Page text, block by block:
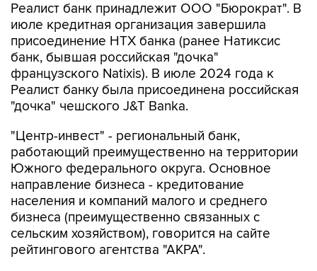
Реалист банк принадлежит ООО "Бюрократ". В
июле кредитная организация завершила
присоединение НТХ банка (ранее Натиксис
банк, бывшая российская "дочка"
французского Natixis). В июле 2024 года к
Реалист банку была присоединена российская
"дочка" чешского J&T Banka.
"Центр-инвест" - региональный банк,
работающий преимущественно на территории
Южного федерального округа. Основное
направление бизнеса - кредитование
населения и компаний малого и среднего
бизнеса (преимущественно связанных с
сельским хозяйством), говорится на сайте
рейтингового агентства "АКРА".